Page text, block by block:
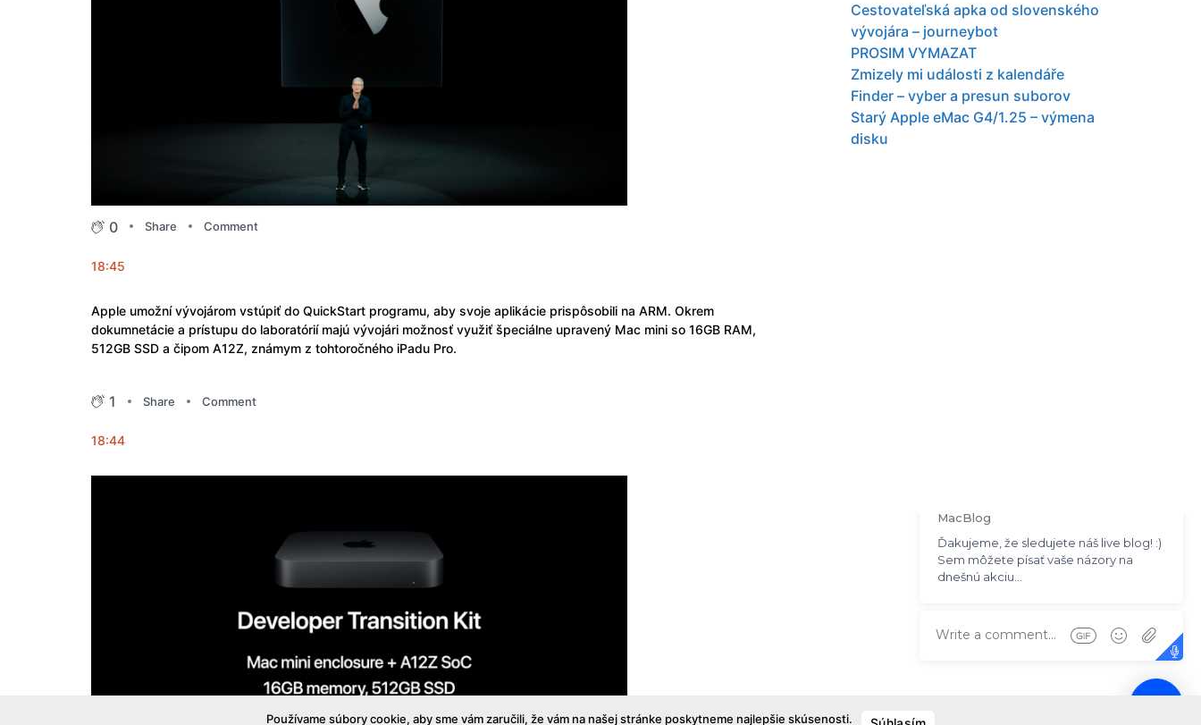
0 Share Comment
18:45
Apple umožní vývojárom vstúpiť do QuickStart programu, aby svoje aplikácie prispôsobili na ARM. Okrem
dokumnetácie a prístupu do laboratórií majú vývojári možnosť využiť špeciálne upravený Mac mini so 16GB RAM,
512GB SSD a čipom A12Z, známym z tohtoročného iPadu Pro.
1 Share Comment
18:44
Cestovateľská apka od slovenského
vývojára – journeybot
PROSIM VYMAZAT
Zmizely mi události z kalendáře
Finder – vyber a presun suborov
Starý Apple eMac G4/1.25 – výmena
disku
Používame súbory cookie, aby sme vám zaručili, že vám na našej stránke poskytneme najlepšie skúsenosti.